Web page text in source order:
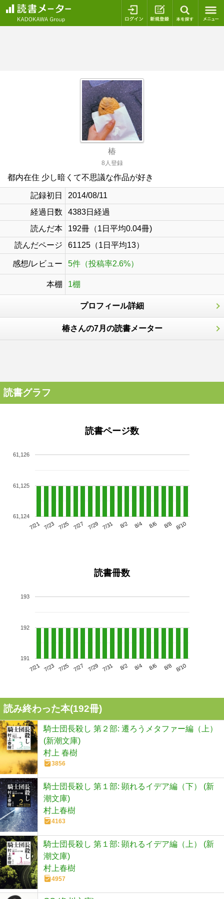
ログイン 新規登録
椿
8人登録
都内在住 少し暗くて不思議な作品が好き
記録初日
2014/08/11
経過日数
4383日経過
読んだ本
192冊（1日平均0.04冊)
読んだページ
61125（1日平均13）
感想/レビュー 5件（投稿率2.6%）
本棚 1棚
プロフィール詳細
椿さんの7月の読書メーター
読書グラフ
読書ページ数
7/21 7/23 7/25 7/27 7/29 7/31 8/2 8/4 8/6 8/8 8/10
61,124
61,125
61,126
読書冊数
7/21 7/23 7/25 7/27 7/29 7/31 8/2 8/4 8/6 8/8 8/10
191
192
193
読み終わった本(192冊)
騎士団長殺し 第２部: 遷ろうメタファー編（上）
(新潮文庫)
村上 春樹
3856
騎士団長殺し 第１部: 顕れるイデア編（下） (新
潮文庫)
村上春樹
4163
騎士団長殺し 第１部: 顕れるイデア編（上） (新
潮文庫)
村上春樹
4957